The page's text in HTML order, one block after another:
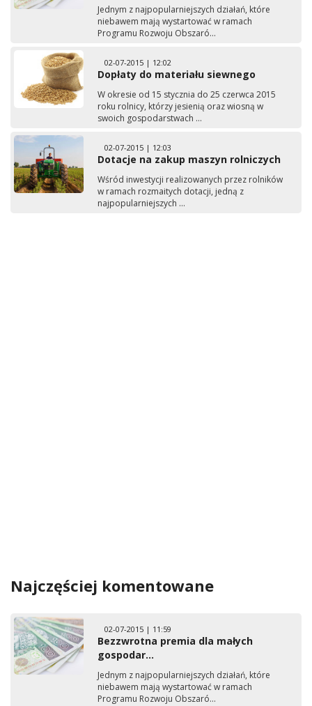
Jednym z najpopularniejszych działań, które
niebawem mają wystartować w ramach
Programu Rozwoju Obszaró...
02-07-2015 | 12:02
Dopłaty do materiału siewnego
W okresie od 15 stycznia do 25 czerwca 2015
roku rolnicy, którzy jesienią oraz wiosną w
swoich gospodarstwach ...
02-07-2015 | 12:03
Dotacje na zakup maszyn rolniczych
Wśród inwestycji realizowanych przez rolników
w ramach rozmaitych dotacji, jedną z
najpopularniejszych ...
Najczęściej komentowane
02-07-2015 | 11:59
Bezzwrotna premia dla małych
gospodar...
Jednym z najpopularniejszych działań, które
niebawem mają wystartować w ramach
Programu Rozwoju Obszaró...